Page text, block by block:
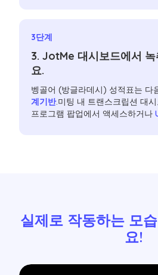
3단계
3. JotMe 대시보드에서
요.
벵골어 (방글라데시) 성적표는 다
계기반.미팅 내 트랜스크립션 대
프로그램 팝업에서 액세스하거나
실제로 작동하는 모
요!